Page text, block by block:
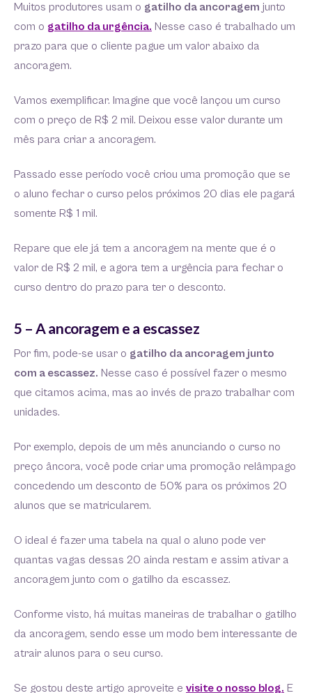
Muitos produtores usam o gatilho da ancoragem junto
com o gatilho da urgência. Nesse caso é trabalhado um
prazo para que o cliente pague um valor abaixo da
ancoragem.
Vamos exemplificar. Imagine que você lançou um curso
com o preço de R$ 2 mil. Deixou esse valor durante um
mês para criar a ancoragem.
Passado esse período você criou uma promoção que se
o aluno fechar o curso pelos próximos 20 dias ele pagará
somente R$ 1 mil.
Repare que ele já tem a ancoragem na mente que é o
valor de R$ 2 mil, e agora tem a urgência para fechar o
curso dentro do prazo para ter o desconto.
5 – A ancoragem e a escassez
Por fim, pode-se usar o gatilho da ancoragem junto
com a escassez. Nesse caso é possível fazer o mesmo
que citamos acima, mas ao invés de prazo trabalhar com
unidades.
Por exemplo, depois de um mês anunciando o curso no
preço âncora, você pode criar uma promoção relâmpago
concedendo um desconto de 50% para os próximos 20
alunos que se matricularem.
O ideal é fazer uma tabela na qual o aluno pode ver
quantas vagas dessas 20 ainda restam e assim ativar a
ancoragem junto com o gatilho da escassez.
Conforme visto, há muitas maneiras de trabalhar o gatilho
da ancoragem, sendo esse um modo bem interessante de
atrair alunos para o seu curso.
Se gostou deste artigo aproveite e visite o nosso blog. E